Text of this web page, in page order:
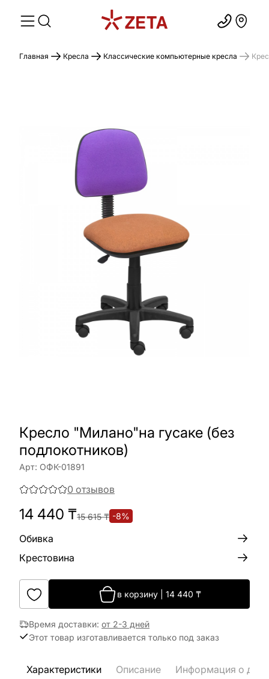
Главная Кресла Классические компьютерные кресла
Кресло "Милано"на гусаке (без
подлокотников)
Арт: ОФК-01891
0 отзывов
14 440 ₸15 615₸ -8%
Обивка
Крестовина
в корзину| 14 440 ₸
Время доставки: от 2-3 дней
Этот товар изготавливается только под заказ
Характеристики Описание Информация о